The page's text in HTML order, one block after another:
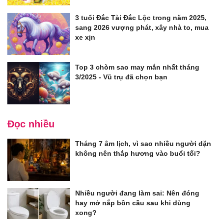
3 tuổi Đắc Tài Đắc Lộc trong năm 2025,
sang 2026 vượng phát, xây nhà to, mua
xe xịn
Top 3 chòm sao may mắn nhất tháng
3/2025 - Vũ trụ đã chọn bạn
Đọc nhiều
Tháng 7 âm lịch, vì sao nhiều người dặn
không nên thắp hương vào buổi tối?
Nhiều người đang làm sai: Nên đóng
hay mở nắp bồn cầu sau khi dùng
xong?